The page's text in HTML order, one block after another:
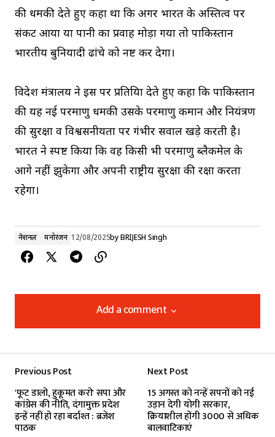
की धमकी देते हुए कहा था कि अगर भारत के अस्तित्व पर
संकट आया या पानी का प्रवाह मोड़ा गया तो पाकिस्तान
भारतीय बुनियादी ढांचे को नष्ट कर देगा।
विदेश मंत्रालय ने इस पर प्रतिक्रिया देते हुए कहा कि पाकिस्तान
की यह नई परमाणु धमकी उसके परमाणु कमान और नियंत्रण
की सुरक्षा व विश्वसनीयता पर गंभीर सवाल खड़े करती है।
भारत ने स्पष्ट किया कि वह किसी भी परमाणु ब्लैकमेल के
आगे नहीं झुकेगा और अपनी राष्ट्रीय सुरक्षा की रक्षा करता
रहेगा।
नेशनल मनोरंजन 12/08/2025byBRIJESH Singh
Add a comment
Add a comment
Required fields are marked*
Previous Post
'फूट डालो, हुकूमत करो' सपा और
कांग्रेस की नीति, दंगामुक्त प्रदेश
इन्हें नहीं हो रहा बर्दाश्त : ब्रजेश
पाठक
Next Post
15 अगस्त को नन्हें सपनों को नई
उड़ान देगी योगी सरकार,
क्रियाशील होंगी 3000 से अधिक
बालवाटिकाएं